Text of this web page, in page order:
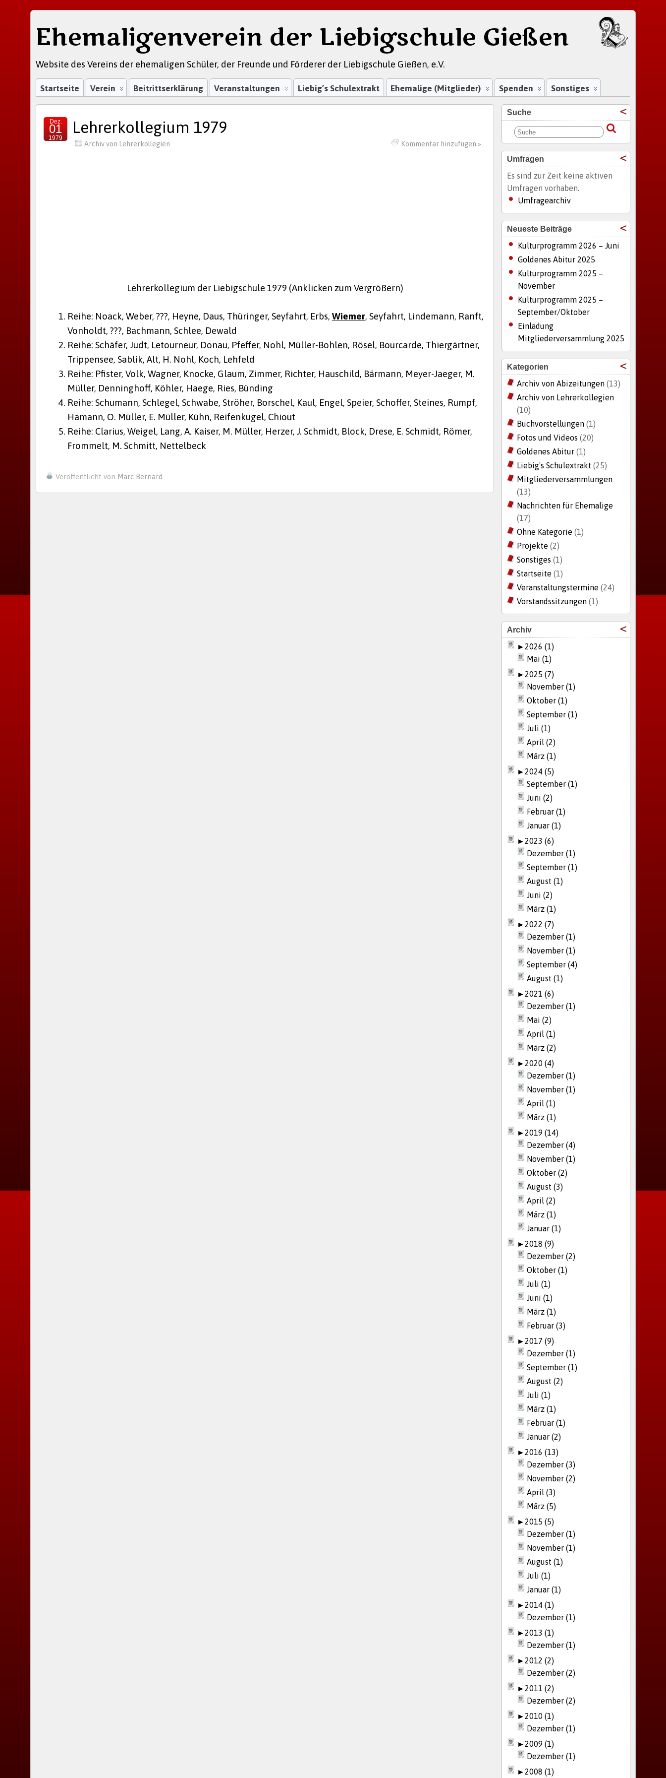
Ehemaligenverein der Liebigschule Gießen
Website des Vereins der ehemaligen Schüler, der Freunde und Förderer der Liebigschule Gießen, e.V.
Startseite Verein Beitrittserklärung Veranstaltungen Liebig’s Schulextrakt Ehemalige (Mitglieder) Spenden Sonstiges
Lehrerkollegium 1979
Archiv von Lehrerkollegien Kommentar hinzufügen »
Dez.
01
1979
Lehrerkollegium der Liebigschule 1979 (Anklicken zum Vergrößern)
Reihe: Noack, Weber, ???, Heyne, Daus, Thüringer, Seyfahrt, Erbs, Wiemer, Seyfahrt, Lindemann, Ranft,
Vonholdt, ???, Bachmann, Schlee, Dewald
Reihe: Schäfer, Judt, Letourneur, Donau, Pfeffer, Nohl, Müller-Bohlen, Rösel, Bourcarde, Thiergärtner,
Trippensee, Sablik, Alt, H. Nohl, Koch, Lehfeld
Reihe: Pfister, Volk, Wagner, Knocke, Glaum, Zimmer, Richter, Hauschild, Bärmann, Meyer-Jaeger, M.
Müller, Denninghoff, Köhler, Haege, Ries, Bünding
Reihe: Schumann, Schlegel, Schwabe, Ströher, Borschel, Kaul, Engel, Speier, Schoffer, Steines, Rumpf,
Hamann, O. Müller, E. Müller, Kühn, Reifenkugel, Chiout
Reihe: Clarius, Weigel, Lang, A. Kaiser, M. Müller, Herzer, J. Schmidt, Block, Drese, E. Schmidt, Römer,
Frommelt, M. Schmitt, Nettelbeck
Veröffentlicht von Marc Bernard
Suche
Umfragen
Es sind zur Zeit keine aktiven
Umfragen vorhaben.
Umfragearchiv
Neueste Beiträge
Kulturprogramm 2026 – Juni
Goldenes Abitur 2025
Kulturprogramm 2025 –
November
Kulturprogramm 2025 –
September/Oktober
Einladung
Mitgliederversammlung 2025
Kategorien
Archiv von Abizeitungen (13)
Archiv von Lehrerkollegien
(10)
Buchvorstellungen (1)
Fotos und Videos (20)
Goldenes Abitur (1)
Liebig's Schulextrakt (25)
Mitgliederversammlungen
(13)
Nachrichten für Ehemalige
(17)
Ohne Kategorie (1)
Projekte (2)
Sonstiges (1)
Startseite (1)
Veranstaltungstermine (24)
Vorstandssitzungen (1)
Archiv
►2026 (1)
Mai (1)
►2025 (7)
November (1)
Oktober (1)
September (1)
Juli (1)
April (2)
März (1)
►2024 (5)
September (1)
Juni (2)
Februar (1)
Januar (1)
►2023 (6)
Dezember (1)
September (1)
August (1)
Juni (2)
März (1)
►2022 (7)
Dezember (1)
November (1)
September (4)
August (1)
►2021 (6)
Dezember (1)
Mai (2)
April (1)
März (2)
►2020 (4)
Dezember (1)
November (1)
April (1)
März (1)
►2019 (14)
Dezember (4)
November (1)
Oktober (2)
August (3)
April (2)
März (1)
Januar (1)
►2018 (9)
Dezember (2)
Oktober (1)
Juli (1)
Juni (1)
März (1)
Februar (3)
►2017 (9)
Dezember (1)
September (1)
August (2)
Juli (1)
März (1)
Februar (1)
Januar (2)
►2016 (13)
Dezember (3)
November (2)
April (3)
März (5)
►2015 (5)
Dezember (1)
November (1)
August (1)
Juli (1)
Januar (1)
►2014 (1)
Dezember (1)
►2013 (1)
Dezember (1)
►2012 (2)
Dezember (2)
►2011 (2)
Dezember (2)
►2010 (1)
Dezember (1)
►2009 (1)
Dezember (1)
►2008 (1)